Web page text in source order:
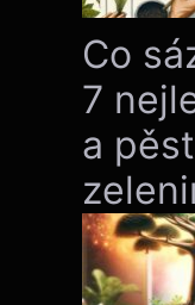
Co
7
a